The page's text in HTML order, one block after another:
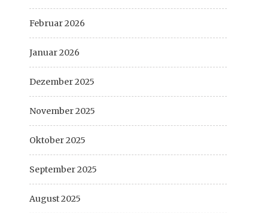
Februar 2026
Januar 2026
Dezember 2025
November 2025
Oktober 2025
September 2025
August 2025